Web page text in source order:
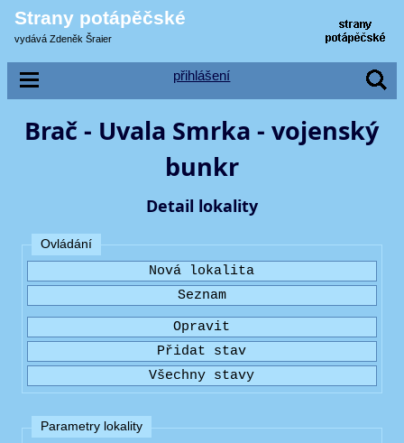
Strany potápěčské
vydává Zdeněk Šraier
přihlášení
Brač - Uvala Smrka - vojenský
bunkr
Detail lokality
Ovládání
Parametry lokality